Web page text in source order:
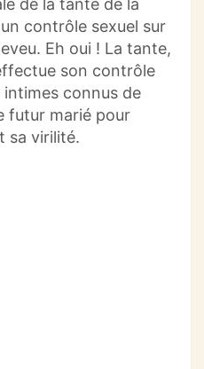
de la tante de la
contrôle sexuel sur
Eh oui ! La tante,
son contrôle
connus de
futur marié pour
sa virilité.